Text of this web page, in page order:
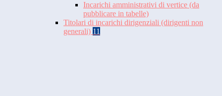
Incarichi amministrativi di vertice (da
pubblicare in tabelle)
Titolari di incarichi dirigenziali (dirigenti non
generali) 11